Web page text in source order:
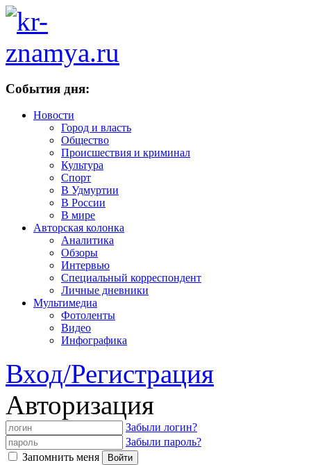
События дня:
Новости
Город и власть
Общество
Происшествия и криминал
Культура
Спорт
В Удмуртии
В России
В мире
Авторская колонка
Аналитика
Обзоры
Интервью
Специальный корреспондент
Личные дневники
Мультимедиа
Фотоленты
Видео
Инфографика
Вход/Регистрация
Авторизация
Забыли логин?
Забыли пароль?
Запомнить меня